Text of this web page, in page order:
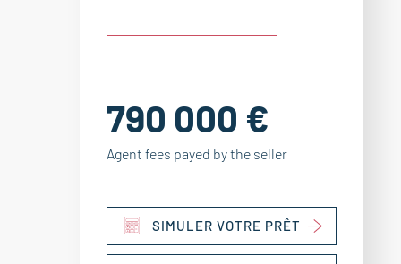
790 000 €
Agent fees payed by the seller
SIMULER VOTRE PRÊT